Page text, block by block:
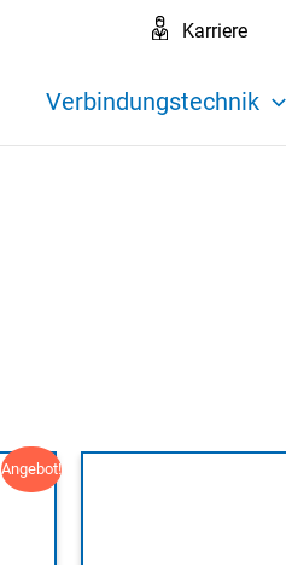
Karriere
Verbindungstechnik
Angebot!